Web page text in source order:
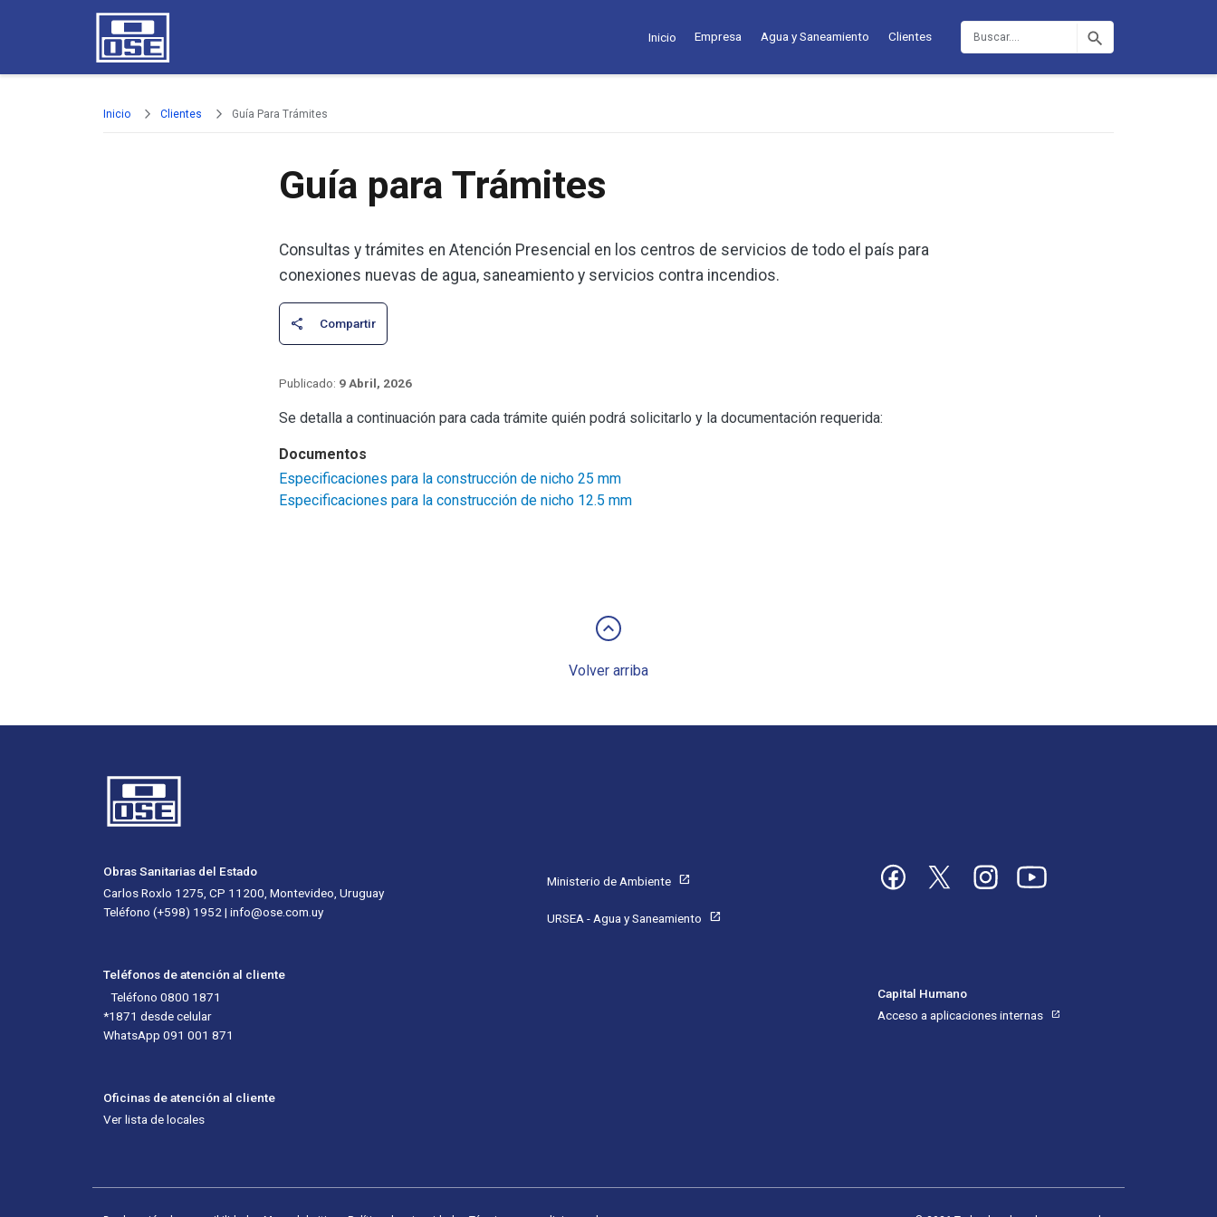
Pasar al contenido principal
Inicio Empresa Agua y Saneamiento Clientes Buscar
Inicio Clientes Guía Para Trámites
Guía para Trámites
Consultas y trámites en Atención Presencial en los centros de servicios de todo el país para
conexiones nuevas de agua, saneamiento y servicios contra incendios.
9 Abril, 2026
Se detalla a continuación para cada trámite quién podrá solicitarlo y la documentación requerida:
Documentos
Especificaciones para la construcción de nicho 25 mm
Especificaciones para la construcción de nicho 12.5 mm
keyboard_arrow_up
Volver arriba
Obras Sanitarias del Estado
Carlos Roxlo 1275, CP 11200, Montevideo, Uruguay
Teléfono (+598) 1952 | info@ose.com.uy
Teléfonos de atención al cliente
Teléfono 0800 1871
*1871 desde celular
WhatsApp 091 001 871
Oficinas de atención al cliente
Ver lista de locales
Pie de página
Ministerio de Ambiente open_in_new
URSEA - Agua y Saneamiento open_in_new
Imagen Imagen Imagen Imagen
Capital Humano
Acceso a aplicaciones internas
open_in_new